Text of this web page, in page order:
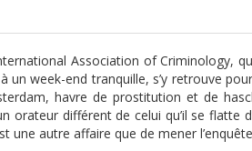
Association of Criminology,
un week-end tranquille, s’y retrouve
havre de prostitution et de
orateur différent de celui qu’il se flatte
une autre affaire que de mener